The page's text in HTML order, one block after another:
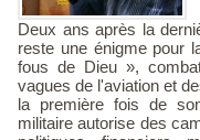
Deux ans après la
reste une énigme pour
fous de Dieu »,
vagues de l'aviation et
la première fois de
militaire autorise des